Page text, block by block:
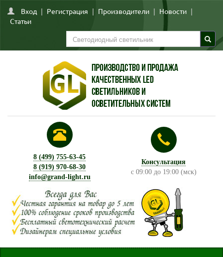
Вход | Регистрация | Производители | Новости |
Статьи
8 (499) 755-63-45
8 (919) 970-68-30
info@grand-light.ru
Консультация
с 09:00 до 19:00 (мск)